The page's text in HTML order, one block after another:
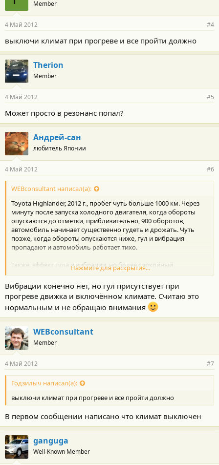
Member
4 Май 2012 #4
выключи климат при прогреве и все пройти должно
Therion
Member
4 Май 2012 #5
Может просто в резонанс попал?
Андрей-сан
любитель Японии
4 Май 2012 #6
WEBconsultant написал(а):
Toyota Highlander, 2012 г., пробег чуть больше 1000 км. Через
минуту после запуска холодного двигателя, когда обороты
опускаются до отметки, приблизительно, 900 оборотов,
автомобиль начинает существенно гудеть и дрожать. Чуть
позже, когда обороты опускаются ниже, гул и вибрация
пропадают и автомобиль работает тихо.
Также, эффект гула и вибрации, но более спокойный,
проявляются при прохождении отметки приблизительно в 900
оборотов при тянучке в пробке либо при езде задним ходом.
Кондиционер (климат-контроль) выключен.
Это нормально?
У кого-то еще есть такое?
Из-за чего это может быть?
Нажмите для раскрытия...
Вибрации конечно нет, но гул присутствует при
прогреве движка и включённом климате. Считаю это
нормальным и не обращаю внимания
WEBconsultant
Member
4 Май 2012 #7
Годзилыч написал(а):
выключи климат при прогреве и все пройти должно
В первом сообщении написано что климат выключен
ganguga
Well-Known Member